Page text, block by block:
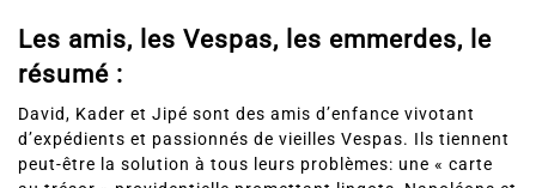
Les amis, les Vespas, les emmerdes, le
résumé :
d’expédients et passionnés de vieilles Vespas. Ils tiennent
peut-être la solution à tous leurs problèmes: une « carte
au trésor » providentielle promettant lingots, Napoléons et